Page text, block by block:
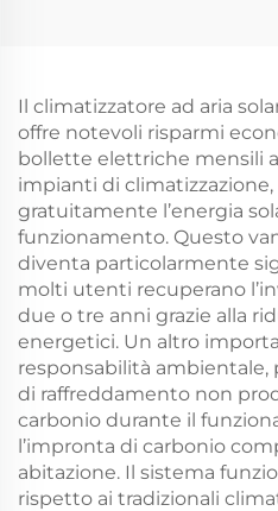
solare
Il climatizzatore ad aria
offre notevoli risparmi
bollette elettriche mensili
impianti di
gratuitamente l’energia
funzionamento. Questo
diventa particolarmente
molti utenti recuperano
due o tre anni grazie alla
energetici. Un altro
responsabilità ambientale,
di raffreddamento non
carbonio durante il
l’impronta di carbonio
abitazione. Il sistema
rispetto ai tradizionali